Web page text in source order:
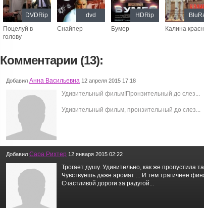
Поцелуй в
голову
DVDRip
Снайпер
dvd
Бумер
HDRip
Калина
Комментарии (13):
Добавил Анна Васильевна 12 апреля 2015 17:18
Удивительный фильм!Пронзительный до слез...
Удивительный фильм, пронзительный до слез...
Добавил Сара Рихтер 12 января 2015 02:22
Трогает душу. Удивительно, как же пропустила
Чувствуешь даже аромат ... И тем трагичнее
Счастливой дороги за радугой...